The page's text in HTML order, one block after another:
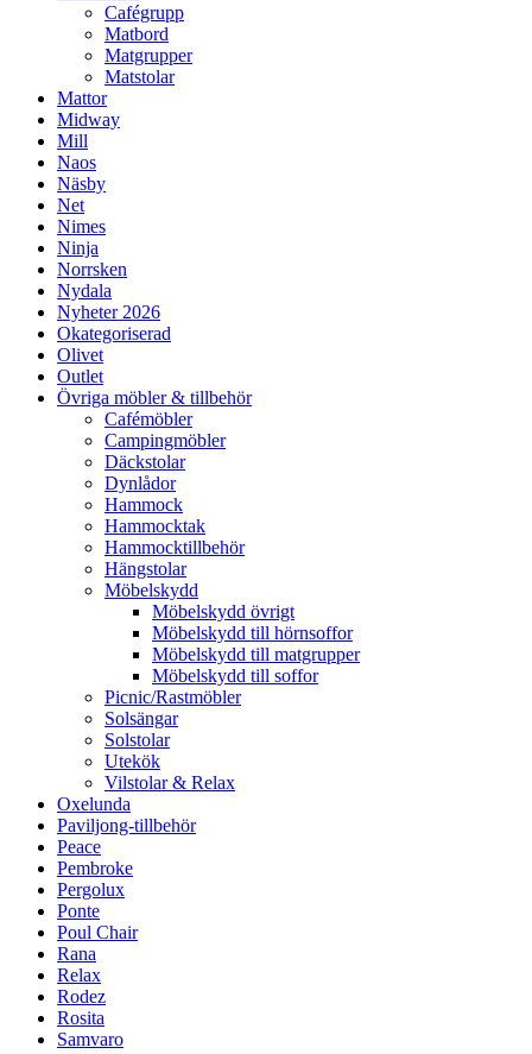
Cafégrupp
Matbord
Matgrupper
Matstolar
Mattor
Midway
Mill
Naos
Näsby
Net
Nimes
Ninja
Norrsken
Nydala
Nyheter 2026
Okategoriserad
Olivet
Outlet
Övriga möbler & tillbehör
Cafémöbler
Campingmöbler
Däckstolar
Dynlådor
Hammock
Hammocktak
Hammocktillbehör
Hängstolar
Möbelskydd
Möbelskydd övrigt
Möbelskydd till hörnsoffor
Möbelskydd till matgrupper
Möbelskydd till soffor
Picnic/Rastmöbler
Solsängar
Solstolar
Utekök
Vilstolar & Relax
Oxelunda
Paviljong-tillbehör
Peace
Pembroke
Pergolux
Ponte
Poul Chair
Rana
Relax
Rodez
Rosita
Samvaro